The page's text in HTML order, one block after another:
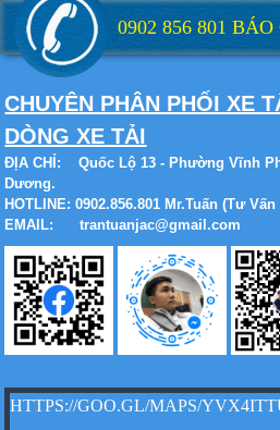
Xe tải
Xe tải
Xe tải
0902 856 801
CHUYÊN PHÂN PHỐI XE
DÒNG XE TẢI
ĐỊA CHỈ:
Quốc Lộ 13 - Phường Vĩnh
Dương.
HOTLINE: 0902.856.801 Mr.Tuấn (Tư
EMAIL: trantuanjac@gmail.com
HTTPS://GOO.GL/MAPS/